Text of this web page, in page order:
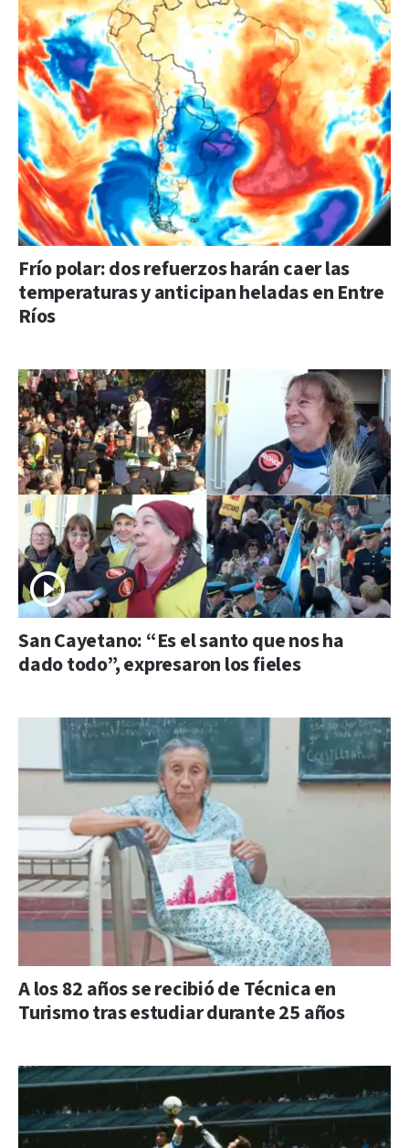
Frío polar: dos refuerzos harán caer las
temperaturas y anticipan heladas en Entre
Ríos
San Cayetano: “Es el santo que nos ha
dado todo”, expresaron los fieles
A los 82 años se recibió de Técnica en
Turismo tras estudiar durante 25 años